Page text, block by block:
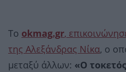
To okmag.gr,
της Αλεξάνδρας Νίκα, ο
μεταξύ άλλων: «Ο